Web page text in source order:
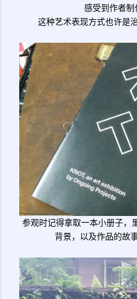
感受到作者制
这种艺术表现方式也许是
参观时记得拿取一本小册子，
背景，以及作品的故